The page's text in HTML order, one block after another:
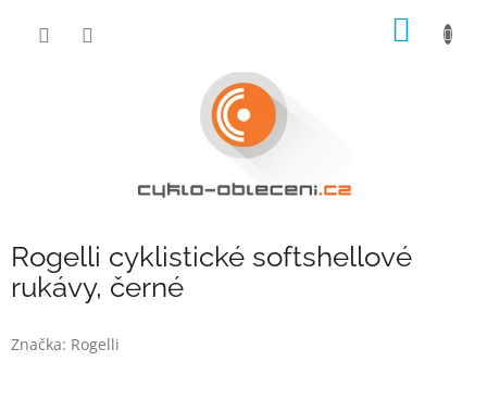
Rogelli cyklistické softshellové
rukávy, černé
Značka: Rogelli